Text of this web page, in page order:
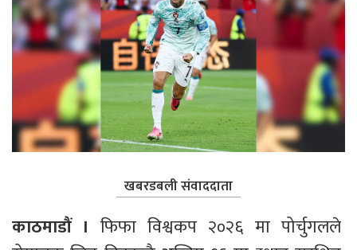
खबरडबली संवाददाता
काठमाडौं । फिफा विश्वकप २०२६ मा पोर्चुगलले